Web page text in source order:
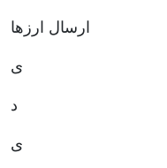
ارسال ارزها
ی
د
ی